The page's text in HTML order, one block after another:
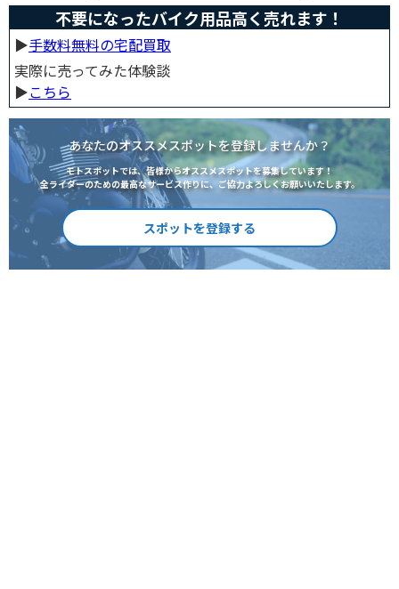
不要になったバイク用品高く売れます！
▶︎手数料無料の宅配買取
実際に売ってみた体験談
▶︎こちら
あなたのオススメスポットを登録しませんか？
モトスポットでは、皆様からオススメスポットを募集しています！
全ライダーのための最高なサービス作りに、ご協力よろしくお願いいたします。
スポットを登録する